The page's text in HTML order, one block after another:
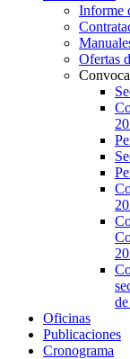
Informe
Ofertas
Oficinas
Publicaciones
Cronograma